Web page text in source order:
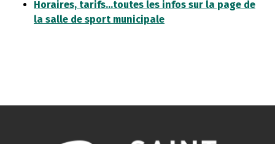
Horaires, tarifs…toutes les infos sur la page de
la salle de sport municipale